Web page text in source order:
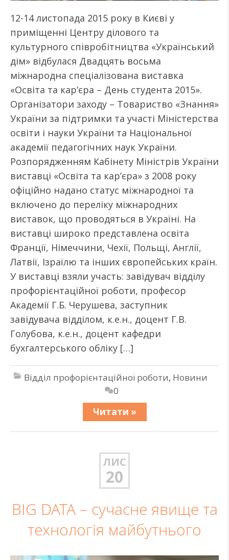
12-14 листопада 2015 року в Києві у
приміщенні Центру ділового та
культурного співробітництва «Український
дім» відбулася Двадцять восьма
міжнародна спеціалізована виставка
«Освіта та кар’єра – День студента 2015».
Організатори заходу – Товариство «Знання»
України за підтримки та участі Міністерства
освіти і науки України та Національної
академії педагогічних наук України.
Розпорядженням Кабінету Міністрів України
виставці «Освіта та кар’єра» з 2008 року
офіційно надано статус міжнародної та
включено до переліку міжнародних
виставок, що проводяться в Україні. На
виставці широко представлена освіта
Франції, Німеччини, Чехії, Польщі, Англії,
Латвії, Ізраїлю та інших європейських країн.
У виставці взяли участь: завідувач відділу
профорієнтаційної роботи, професор
Академії Г.Б. Черушева, заступник
завідувача відділом, к.е.н., доцент Г.В.
Голубова, к.е.н., доцент кафедри
бухгалтерського обліку […]
Відділ профорієнтаційної роботи, Новини
0
Читати »
ЛИС
20
BIG DATA – сучасне явище та
технологія майбутнього